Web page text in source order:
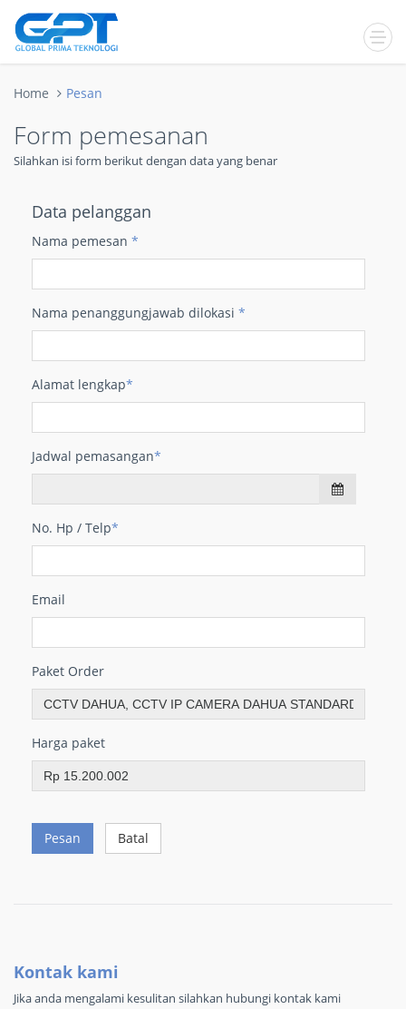
Home Pesan
Form pemesanan
Silahkan isi form berikut dengan data yang benar
Data pelanggan
Nama pemesan *
Nama penanggungjawab dilokasi *
Alamat lengkap*
Jadwal pemasangan*
No. Hp / Telp*
Email
Paket Order
Harga paket
Pesan Batal
Kontak kami
Jika anda mengalami kesulitan silahkan hubungi kontak kami